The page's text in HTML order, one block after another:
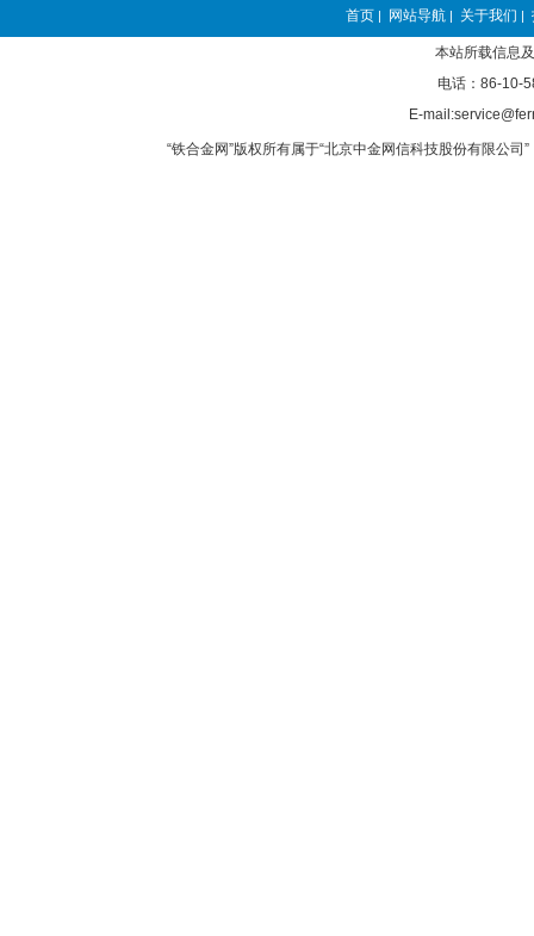
首页 | 网站导航 | 关于我们 |
本站所载信息
电话：86-10-
E-
“铁合金网”版权所有属于“北京中金网信科技股份有限公司